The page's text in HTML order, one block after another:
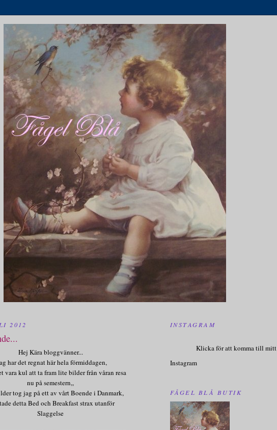
2012
Hej Kära bloggvänner...
har det regnat här hela förmiddagen,
vara kul att ta fram lite bilder från våran resa
nu på semestern,,
tog jag på ett av vårt Boende i Danmark,
detta Bed och Breakfast strax utanför
Slaggelse
INSTAGRAM
Klicka för att komma till mitt
Instagram
FÅGEL BLÅ BUTIK